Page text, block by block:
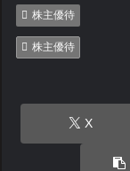
株主優待
株主優待
X